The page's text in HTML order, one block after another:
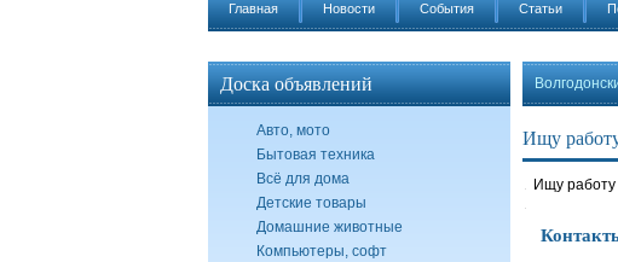
Главная Новости События Статьи
Доска объявлений
Авто, мото
Бытовая техника
Всё для дома
Детские товары
Домашние животные
Компьютеры, софт
Ищу
Ищу работу